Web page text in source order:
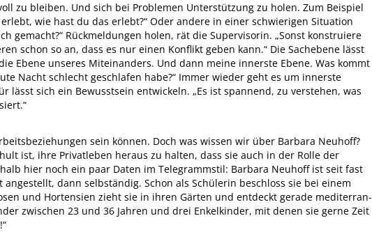
zu bleiben. Und sich bei Problemen Unterstützung zu holen. Zum Beispiel
wie hast du das erlebt?“ Oder andere in einer schwierigen Situation
gemacht?“ Rückmeldungen holen, rät die Supervisorin. „Sonst konstruiere
schon so an, dass es nur einen Konflikt geben kann.“ Die Sachebene lässt
Ebene unseres Miteinanders. Und dann meine innerste Ebene. Was kommt
Nacht schlecht geschlafen habe?“ Immer wieder geht es um innerste
lässt sich ein Bewusstsein entwickeln. „Es ist spannend, zu verstehen, was
sein können. Doch was wissen wir über Barbara Neuhoff?
ist, ihre Privatleben heraus zu halten, dass sie auch in der Rolle der
hier noch ein paar Daten im Telegrammstil: Barbara Neuhoff ist seit fast
dann selbständig. Schon als Schülerin beschloss sie bei einem
und Hortensien zieht sie in ihren Gärten und entdeckt gerade mediterran-
zwischen 23 und 36 Jahren und drei Enkelkinder, mit denen sie gerne Zeit